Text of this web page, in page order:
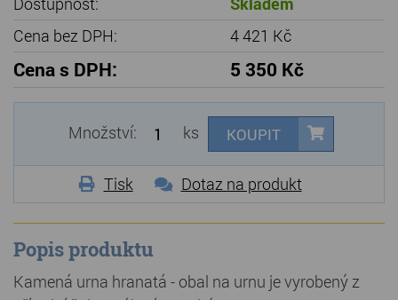
Cena bez DPH:
4 421 Kč
Cena s DPH: 5 350 Kč
Množství: ks KOUPIT
Tisk Dotaz na produkt
Popis produktu
Kamená urna hranatá - obal na urnu je vyrobený z